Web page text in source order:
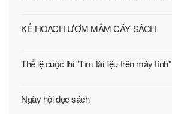
KẾ HOẠCH ƯƠM MẦM CÂY SÁCH
Thể lệ cuộc thi "Tìm tài liệu trên máy tính"
Ngày hội đọc sách